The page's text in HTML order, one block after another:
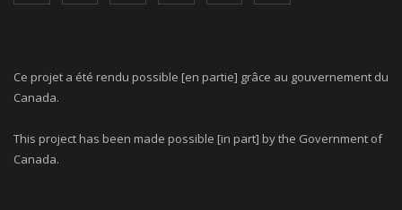
Ce projet a été rendu possible [en partie] grâce au gouvernement du
Canada.
This project has been made possible [in part] by the Government of
Canada.